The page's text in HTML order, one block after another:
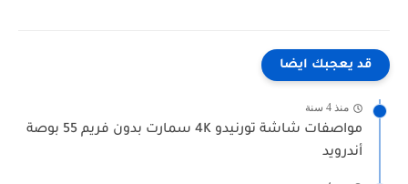
قد يعجبك ايضا
منذ 4 سنة
مواصفات شاشة تورنيدو 4K سمارت بدون فريم 55 بوصة
أندرويد